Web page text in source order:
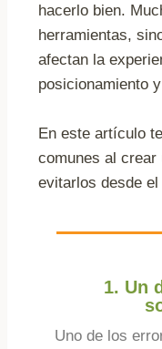
hacerlo bien.
herramientas,
afectan la
posicionamiento
En este artículo
comunes al crear
evitarlos desde el
1. Un
Uno de los